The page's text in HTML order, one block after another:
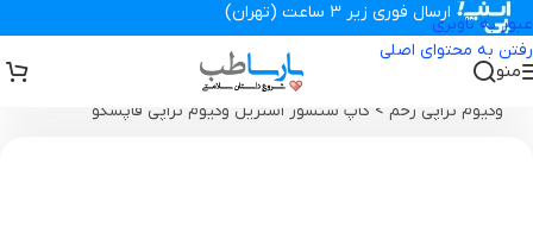
عبور به ناوبری
رفتن به محتوای اصلی
ارسال فوری زیر 3 ساعت (تهران)
منو
تجهیزات پزشکی پارساطب محصولات وکیوم تراپی زخم
وکیوم تراپی زخم > کاپ سنسور استریل وکیوم تراپی فاپسکو